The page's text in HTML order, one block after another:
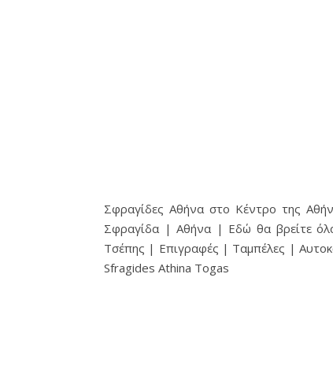
Σφραγίδες Αθήνα στο Κέντρο της
Σφραγίδα | Αθήνα | Εδώ θα βρείτε
Τσέπης | Επιγραφές | Ταμπέλες |
Sfragides Athina Togas